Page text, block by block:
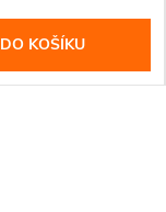
DO KOŠÍKU